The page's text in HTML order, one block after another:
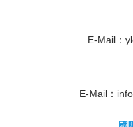
E-Mail：
E-Mail：